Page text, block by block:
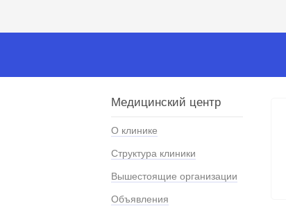
Медицинский центр
О клинике
Структура клиники
Вышестоящие организации
Объявления